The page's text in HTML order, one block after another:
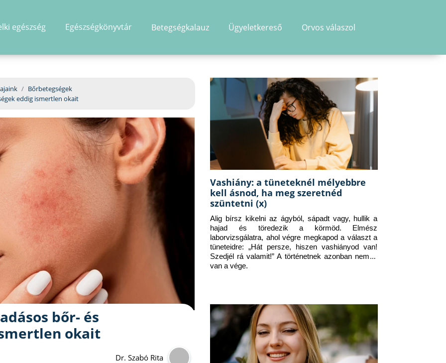
egészség Egészségkönyvtár Betegségkalauz Ügyeletkereső Orvos válaszol
Bőrbetegségek
eddig ismertlen okait
bőr- és
okait
Dr. Szabó Rita
Vashiány: a tüneteknél mélyebbre
kell ásnod, ha meg szeretnéd
szüntetni (x)
Alig bírsz kikelni az ágyból, sápadt vagy, hullik a
hajad és töredezik a körmöd. Elmész
laborvizsgálatra, ahol végre megkapod a választ a
tüneteidre: „Hát persze, hiszen vashiányod van!
Szedjél rá valamit!” A történetnek azonban nem itt
van a vége.